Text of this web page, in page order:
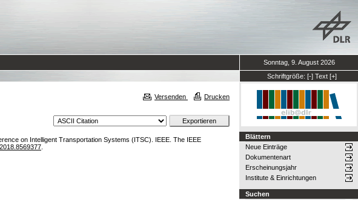
Sonntag, 9. August 2026
Schriftgröße: [-] Text [+]
Versenden Drucken
on Intelligent Transportation Systems (ITSC). IEEE. The IEEE
Blättern
Neue Einträge
Dokumentenart
Erscheinungsjahr
Institute & Einrichtungen
Suchen